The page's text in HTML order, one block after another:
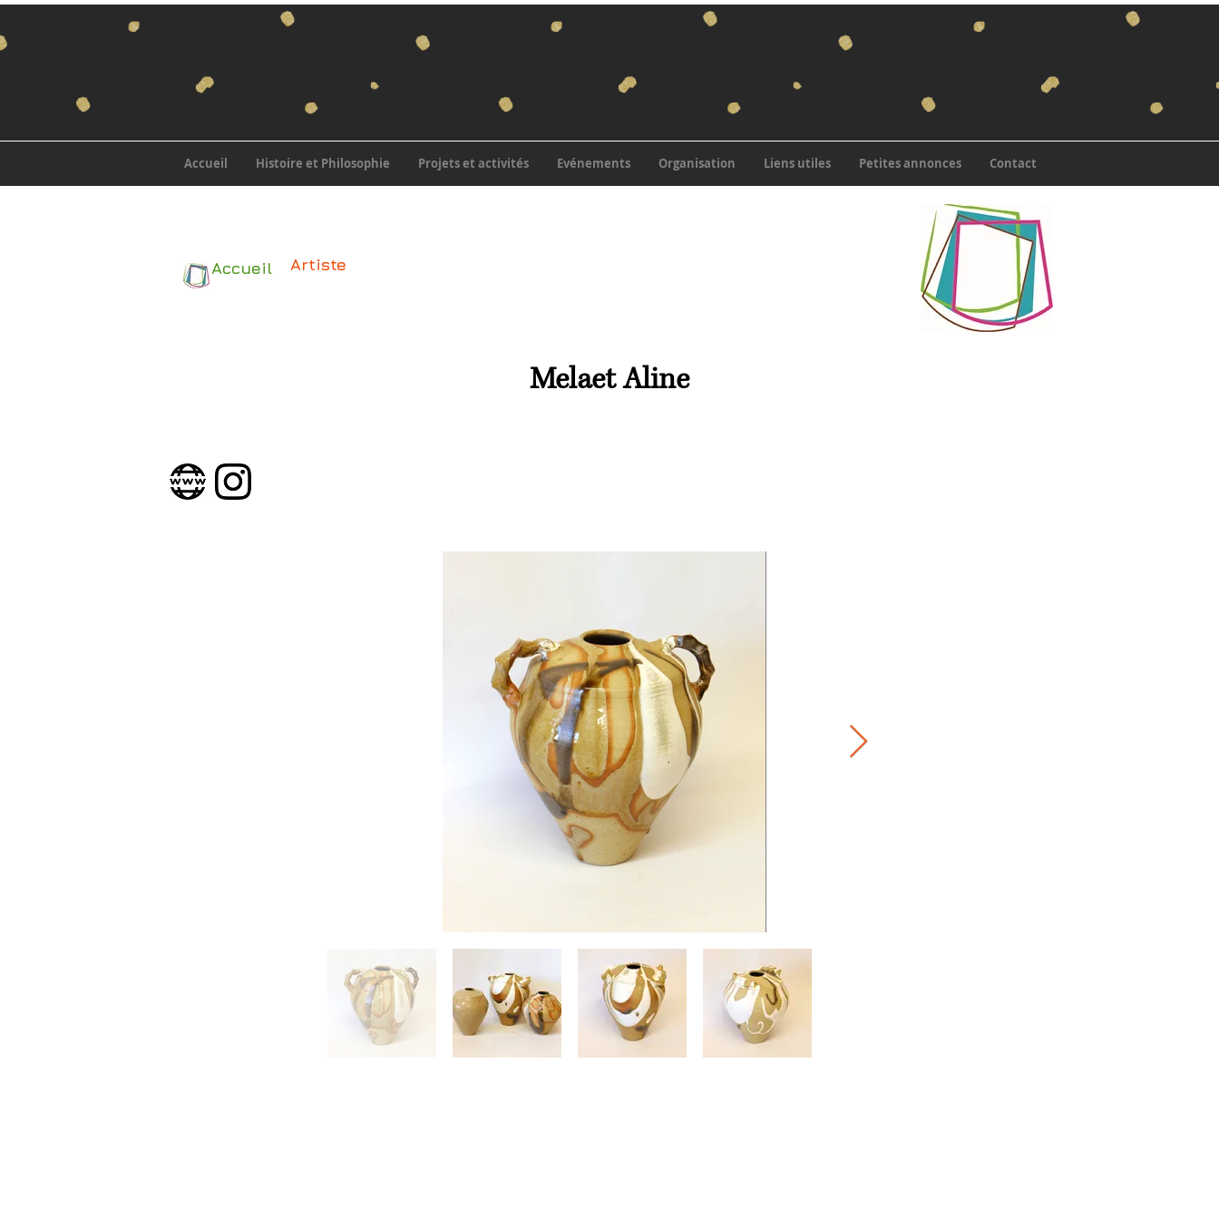
Accueil Histoire et Philosophie Projets et activités Evénements Organisation Liens utiles Petites annonces Contact
Accueil Artiste
Melaet Aline